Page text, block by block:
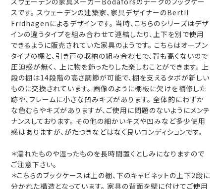
スです。 スウェーデンの建築家、家具デザイナーのBertil
Fridhagenによるデザインです。 当時、こちらのシリーズはデザ
インの違うタイプを組み合わせて連結したり、上下を別で使用
できるように販売されていた家具のようです。 こちらはオープン
タイプの棚と、引き戸の収納の組み合わせで、背も高くないので
圧迫感が無く、 上に物を飾ったりした楽しむことができます。 上
段の棚は14段階の高さ調節が可能で、棚を支えるタボが新しい
ものに交換されています。 画像のように棚板に欠けを補修した
跡や、フレームに小さな凹みキズがあります。 全体的にわずか
な色むらやキズがありますが、ご使用に問題のないようにメンテ
ナンスしております。 その他の細かいキズや凹みなど多少使用
感はありますが、がたつきなどはなく良いコンディションです。
＊濡れたものや湿ったものを長時間置くとしみになりますので
ご注意下さい。
＊こちらのブックケースは上の棚、下のキャビネットの上下2段に
分かれた構造となっています。 家具の背面を壁に付けてご使用